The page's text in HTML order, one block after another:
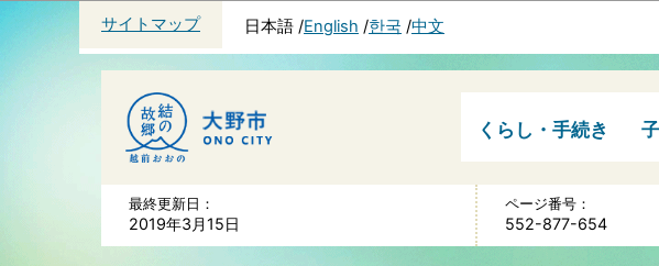
サイトマップ 日本語 English 한국 中文
くらし・手続き
最終更新日：
2019年3月15日
ページ番号：
552-877-654